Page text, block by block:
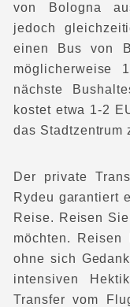
von Bologna
jedoch
einen Bus von
nächste
kostet etwa 1-2
das Stadtzentrum
Der private
Rydeu garantiert
Reise. Reisen
möchten.
ohne sich
intensiven
Transfer vom